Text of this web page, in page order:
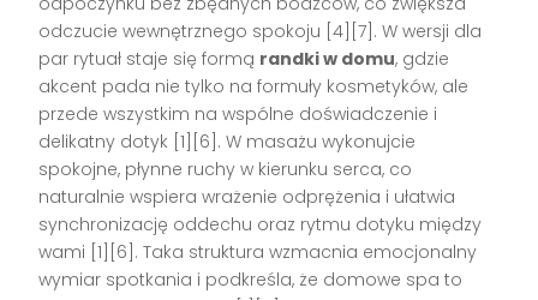
odczucie wewnętrznego spokoju [4][7]. W wersji dla
par rytuał staje się formą randki w domu, gdzie
akcent pada nie tylko na formuły kosmetyków, ale
przede wszystkim na wspólne doświadczenie i
delikatny dotyk [1][6]. W masażu wykonujcie
spokojne, płynne ruchy w kierunku serca, co
naturalnie wspiera wrażenie odprężenia i ułatwia
synchronizację oddechu oraz rytmu dotyku między
wami [1][6]. Taka struktura wzmacnia emocjonalny
wymiar spotkania i podkreśla, że domowe spa to